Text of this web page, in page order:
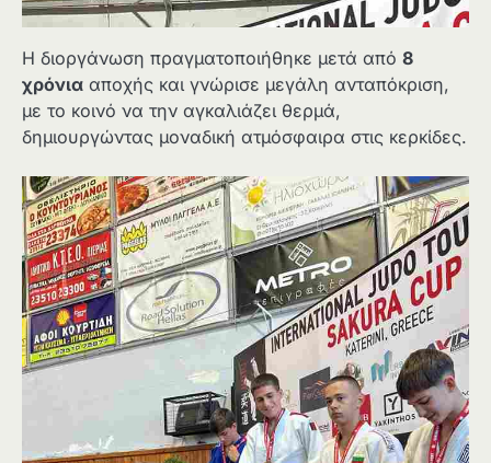
Η διοργάνωση πραγματοποιήθηκε μετά από 8
χρόνια αποχής και γνώρισε μεγάλη ανταπόκριση,
με το κοινό να την αγκαλιάζει θερμά,
δημιουργώντας μοναδική ατμόσφαιρα στις κερκίδες.